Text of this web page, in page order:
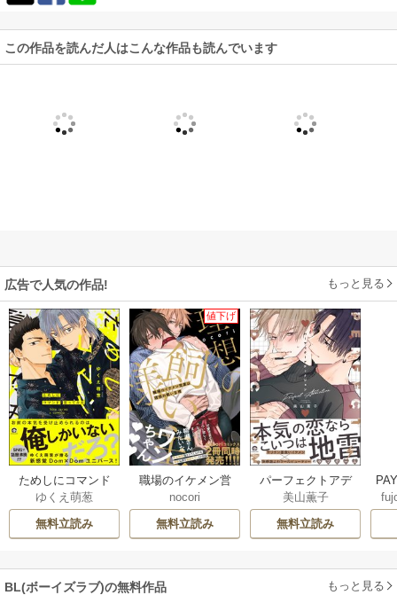
この作品を読んだ人はこんな作品も読んでいます
広告で人気の作品! もっと見る
ためしにコマンド
言ってみた
ゆくえ萌葱
無料立読み
値下げ
職場のイケメン営
業は理想の飼い主
様【単行本版】
nocori
無料立読み
パーフェクトアデ
ィクション
美山薫子
無料立読み
BL(ボーイズラブ)の無料作品 もっと見る